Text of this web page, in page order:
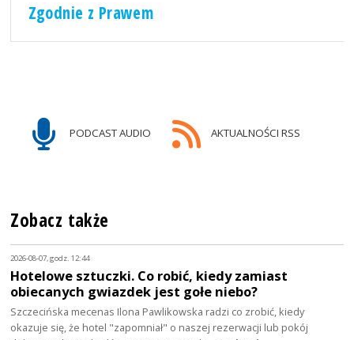
Zgodnie z Prawem
PODCAST AUDIO AKTUALNOŚCI RSS
Zobacz także
2026-08-07, godz. 12:44
Hotelowe sztuczki. Co robić, kiedy zamiast
obiecanych gwiazdek jest gołe niebo?
Szczecińska mecenas Ilona Pawlikowska radzi co zrobić, kiedy
okazuje się, że hotel "zapomniał" o naszej rezerwacji lub pokój